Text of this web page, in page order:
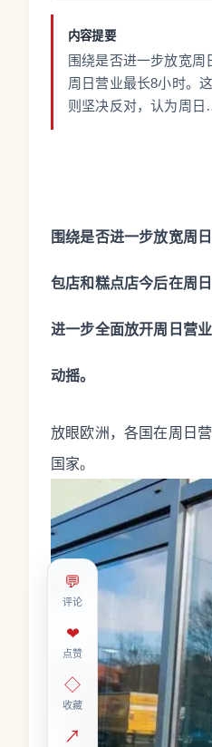
内容提要
围绕是否进一步放宽
周日营业最长8小时。
则坚决反对，认为周日
💬
评论
❤
点赞
◇
收藏
↗
围绕是否进一步放宽周
包店和糕点店今后在周
进一步全面放开周日营
动摇。
放眼欧洲，各国在周日
国家。